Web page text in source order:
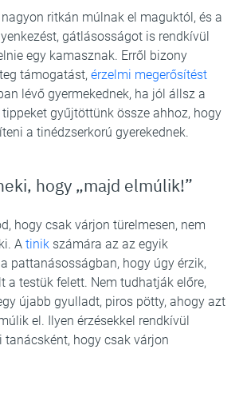
ritkán múlnak el maguktól, és a
gátlásosságot is rendkívül
egy kamasznak. Erről bizony
támogatást, érzelmi megerősítést
lévő gyermekednek, ha jól állsz a
gyűjtöttünk össze ahhoz, hogy
a tinédzserkorú gyerekednek.
hogy „majd elmúlik!”
hogy csak várjon türelmesen, nem
A tinik számára az az egyik
pattanásosságban, hogy úgy érzik,
a testük felett. Nem tudhatják előre,
újabb gyulladt, piros pötty, ahogy azt
el. Ilyen érzésekkel rendkívül
hogy csak várjon